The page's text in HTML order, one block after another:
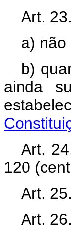
Art.
a) não
b)
ainda
Art.
120
Art.
Art.